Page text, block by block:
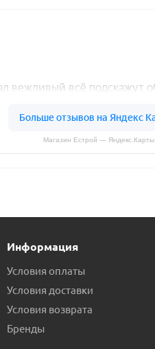
Магазин Естрой — Яндекс.Карты
Информация
Условия оплаты
Условия доставки
Условия возврата
Бренды